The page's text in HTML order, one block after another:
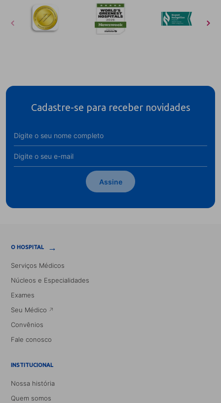
Cadastre-se para receber novidades
Assine
O HOSPITAL →
Serviços Médicos
Núcleos e Especialidades
Exames
Seu Médico
Convênios
Fale conosco
INSTITUCIONAL
Nossa história
Quem somos